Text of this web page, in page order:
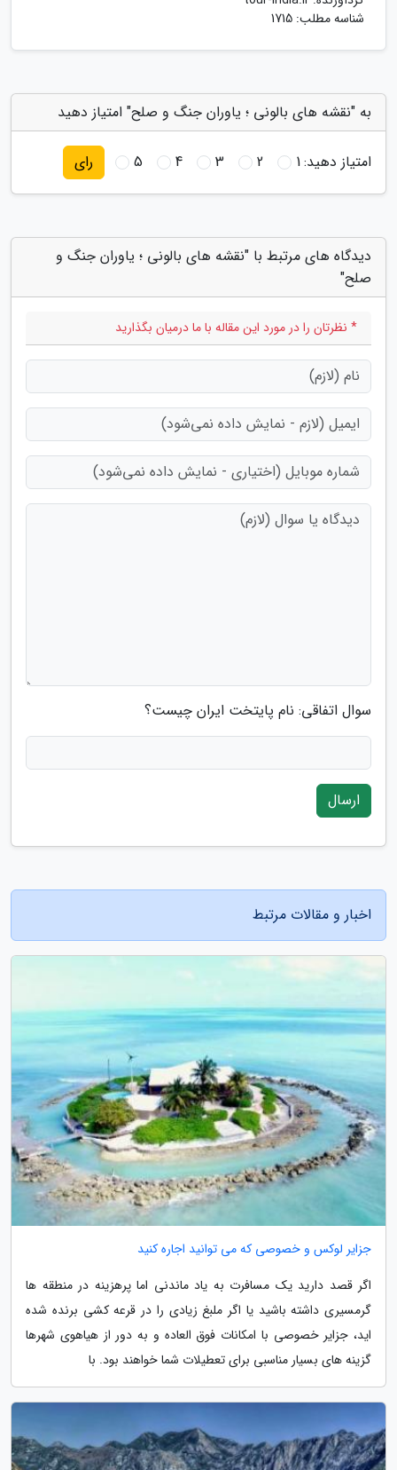
شناسه مطلب: 1715
به "نقشه های بالونی ؛ یاوران جنگ و صلح" امتیاز دهید
امتیاز دهید:1
2
3
4
5 رای
دیدگاه های مرتبط با "نقشه های بالونی ؛ یاوران جنگ و
صلح"
* نظرتان را در مورد این مقاله با ما درمیان بگذارید
سوال اتفاقی: نام پایتخت ایران چیست؟
ارسال
اخبار و مقالات مرتبط
جزایر لوکس و خصوصی که می توانید اجاره کنید
اگر قصد دارید یک مسافرت به یاد ماندنی اما پرهزینه در منطقه ها
گرمسیری داشته باشید یا اگر ملبغ زیادی را در قرعه کشی برنده شده
اید، جزایر خصوصی با امکانات فوق العاده و به دور از هیاهوی شهرها
گزینه های بسیار مناسبی برای تعطیلات شما خواهند بود. با